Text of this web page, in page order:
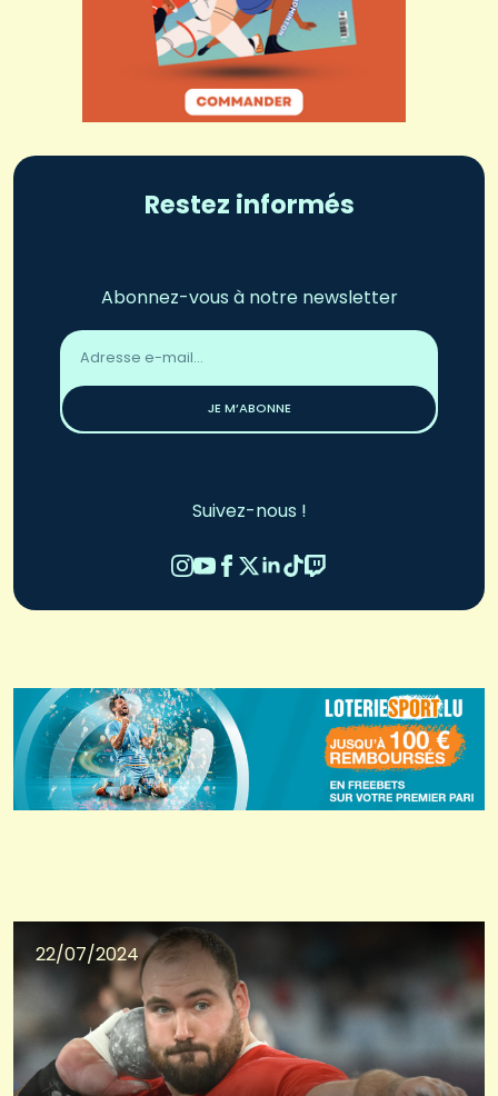
Restez informés
Abonnez-vous à notre newsletter
Adresse
email
JE M’ABONNE
Suivez-nous !
22/07/2024